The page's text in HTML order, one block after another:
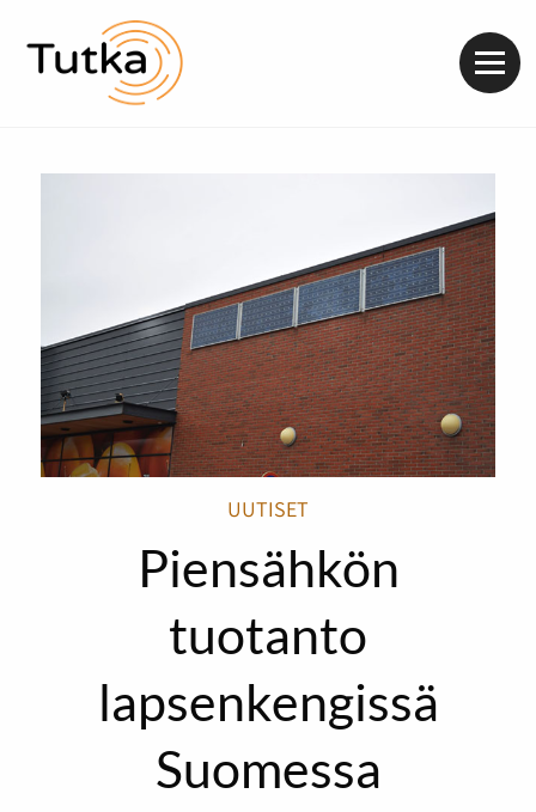
UUTISET
Piensähkön
tuotanto
lapsenkengissä
Suomessa